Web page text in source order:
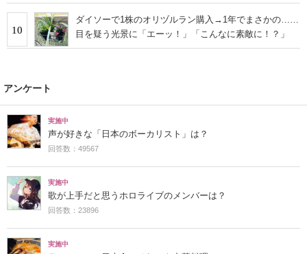
10
ダイソーで1株のオリヅルラン購入→1年でまさかの……
目を疑う光景に「エーッ！」「こんなに素敵に！？」
アンケート
実施中
声が好きな「日本のボーカリスト」は？
回答数：49567
実施中
歌が上手だと思うホロライブのメンバーは？
回答数：23896
実施中